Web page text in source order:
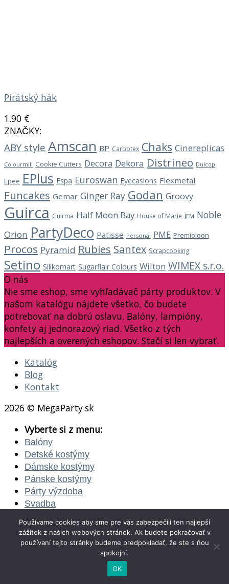
Pirátský hák
1.90 €
ZNAČKY:
ABY style Amscan BP Carbotex Chaks Cinereplicas
Colourmill Cookie Cutters Decora Dekora Distrineo Dulcop
Epee EPlus Espa Euroswan Eyecasions Flexmetal
Funcakes Gemar Ginger Ray Godan Groovy
Guirca Guirma Half Moon Bay House of Marie JEM Noble
Orion PartyDeco Patisse Personal PME Premioloon
Procos Pyramid Rubies Santex Scrapcooking
Setino Silikomart Sugarflair Colours Wilton WIMEX s.r.o.
O nás
Nie sme eshop, sme vyhľadávač párty produktov. V
našom katalógu nájdete všetko, čo budete
potrebovať na dobrú oslavu. Balóny, lampióny,
konfety aj jednorazový riad. Všetko z tých
najlepších a overených eshopov. Stačí si len vybrať.
Katalóg
Blog
Kontakt
2026 © MegaParty.sk
Vyberte si z menu:
Balóny
Detské kostýmy
Dámske kostýmy
Pánske kostýmy
Párty výzdoba
Svadba
Blog
Kontakt
Používame cookies aby sme pre vás zabezpečili ten najlepší
zážitok z našich webových stránok. Ak budete pokračovať v
používaní tejto stránky budeme predpokladať, že ste s ňou
spokojní.
OK